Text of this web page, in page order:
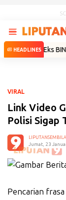
HEADLINES
• Eks BIN
VIRAL
Link Video
Polisi Sigap
Jumat, 23
Pencarian